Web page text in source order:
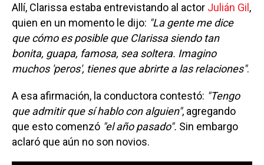
Allí, Clarissa estaba entrevistando al actor Julián Gil,
quien en un momento le dijo: "La gente me dice
que cómo es posible que Clarissa siendo tan
bonita, guapa, famosa, sea soltera. Imagino
muchos 'peros', tienes que abrirte a las relaciones".
A esa afirmación, la conductora contestó: "Tengo
que admitir que sí hablo con alguien", agregando
que esto comenzó "el año pasado". Sin embargo
aclaró que aún no son novios.